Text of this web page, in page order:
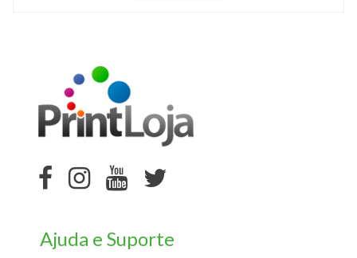
Ajuda e Suporte